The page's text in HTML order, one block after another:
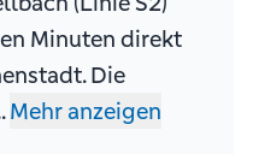
Minuten direkt
Die
Mehr anzeigen